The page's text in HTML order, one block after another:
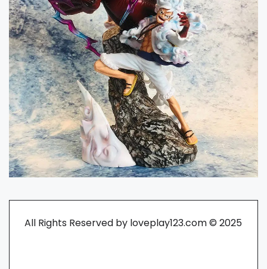
All Rights Reserved by loveplay123.com © 2025